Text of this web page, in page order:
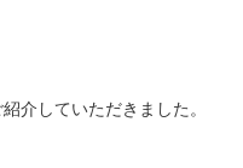
介していただきました。